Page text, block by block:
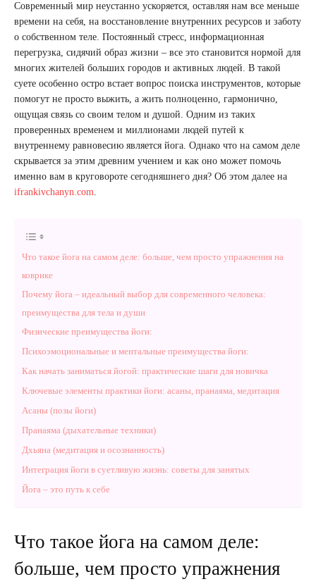
Современный мир неустанно ускоряется, оставляя нам все меньше
времени на себя, на восстановление внутренних ресурсов и заботу
о собственном теле. Постоянный стресс, информационная
перегрузка, сидячий образ жизни – все это становится нормой для
многих жителей больших городов и активных людей. В такой
суете особенно остро встает вопрос поиска инструментов, которые
помогут не просто выжить, а жить полноценно, гармонично,
ощущая связь со своим телом и душой. Одним из таких
проверенных временем и миллионами людей путей к
внутреннему равновесию является йога. Однако что на самом деле
скрывается за этим древним учением и как оно может помочь
именно вам в круговороте сегодняшнего дня? Об этом далее на
ifrankivchanyn.com.
Что такое йога на самом деле: больше, чем просто упражнения на
коврике
Почему йога – идеальный выбор для современного человека:
преимущества для тела и души
Физические преимущества йоги:
Психоэмоциональные и ментальные преимущества йоги:
Как начать заниматься йогой: практические шаги для новичка
Ключевые элементы практики йоги: асаны, пранаяма, медитация
Асаны (позы йоги)
Пранаяма (дыхательные техники)
Дхьяна (медитация и осознанность)
Интеграция йоги в суетливую жизнь: советы для занятых
Йога – это путь к себе
Что такое йога на самом деле:
больше, чем просто упражнения